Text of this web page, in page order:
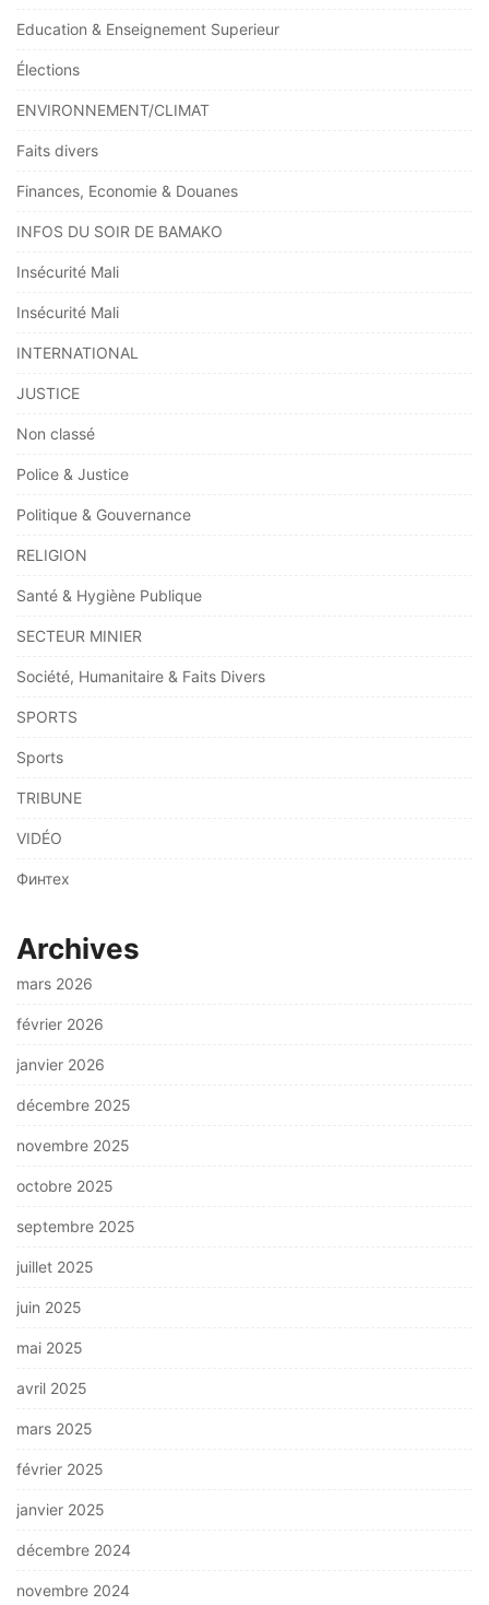
Education & Enseignement Superieur
Élections
ENVIRONNEMENT/CLIMAT
Faits divers
Finances, Economie & Douanes
INFOS DU SOIR DE BAMAKO
Insécurité Mali
Insécurité Mali
INTERNATIONAL
JUSTICE
Non classé
Police & Justice
Politique & Gouvernance
RELIGION
Santé & Hygiène Publique
SECTEUR MINIER
Société, Humanitaire & Faits Divers
SPORTS
Sports
TRIBUNE
VIDÉO
Финтех
Archives
mars 2026
février 2026
janvier 2026
décembre 2025
novembre 2025
octobre 2025
septembre 2025
juillet 2025
juin 2025
mai 2025
avril 2025
mars 2025
février 2025
janvier 2025
décembre 2024
novembre 2024